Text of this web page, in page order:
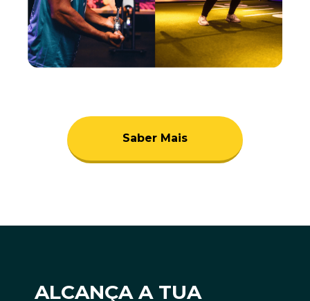
Saber Mais
ALCANÇA A TUA